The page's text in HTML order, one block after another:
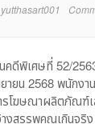
คดีพิเศษที่ 52/
ยน 2568 พนักงา
โฆษณาผลิตภัณฑ์
สรรพคุณเกินจริ